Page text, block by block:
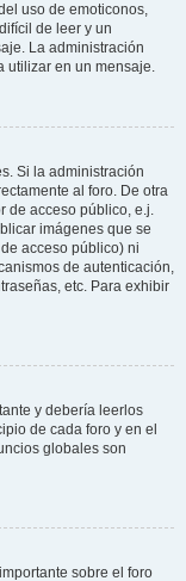
uso de emoticonos,
de leer y un
La administración
utilizar en un mensaje.
Si la administración
al foro. De otra
de acceso público, e.j.
imágenes que se
acceso público) ni
de autenticación,
etc. Para exhibir
y debería leerlos
de cada foro y en el
globales son
sobre el foro